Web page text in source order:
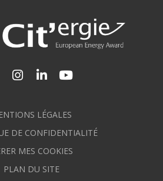
Lien vers le compte Facebook
Lien vers le compte Instagram
Lien vers le compte
LÉGALES
DE CONFIDENTIALITÉ
MES COOKIES
PLAN DU SITE